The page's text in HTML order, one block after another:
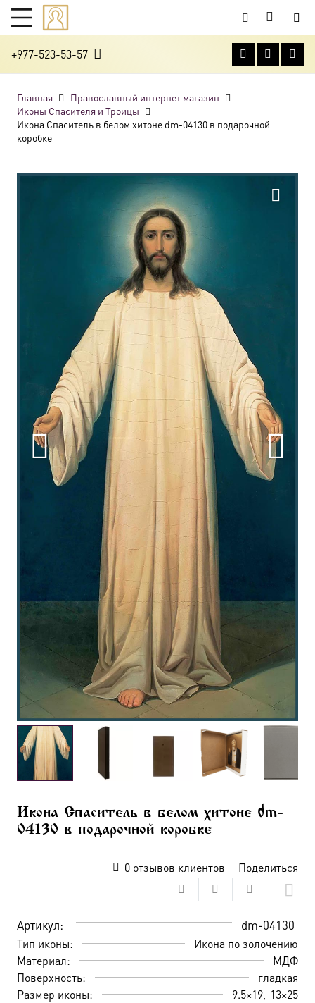
+977-523-53-57
Главная
Православный интернет магазин
Иконы Спасителя и Троицы
Икона Спаситель в белом хитоне dm-04130 в подарочной
коробке
Икона Спаситель в белом хитоне dm-
04130 в подарочной коробке
0отзывов клиентов Поделиться
Артикул: dm-04130
Тип иконы:
Икона по золочению
Материал:
МДФ
Поверхность:
гладкая
Размер иконы:
9.5×19 13×25